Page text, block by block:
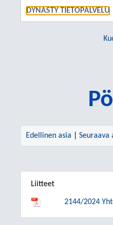
DYNASTY TIETOPALVELU
Edellinen asia Seuraava
Liitteet
2144/2024